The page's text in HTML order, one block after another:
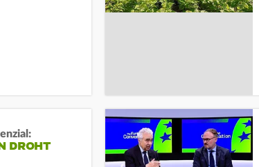
DROHT